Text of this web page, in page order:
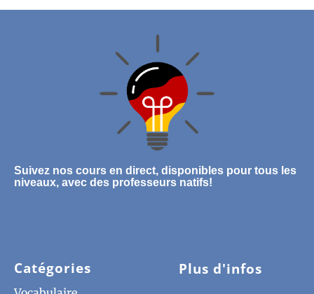
Suivez nos cours en direct, disponibles pour tous les
niveaux, avec des professeurs natifs!
Catégories Plus d'infos